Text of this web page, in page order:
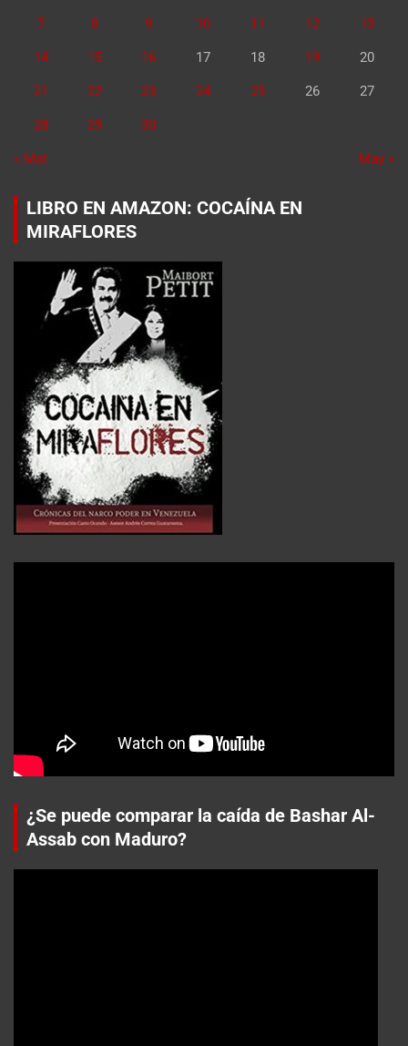
7 8 9 10 11 12 13
14 15 16 17 18 19 20
21 22 23 24 25 26 27
28 29 30
« Mar May »
LIBRO EN AMAZON: COCAÍNA EN
MIRAFLORES
¿Se puede comparar la caída de Bashar Al-
Assab con Maduro?